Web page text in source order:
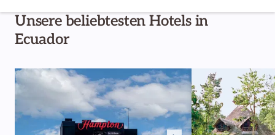
Unsere beliebtesten Hotels in
Ecuador